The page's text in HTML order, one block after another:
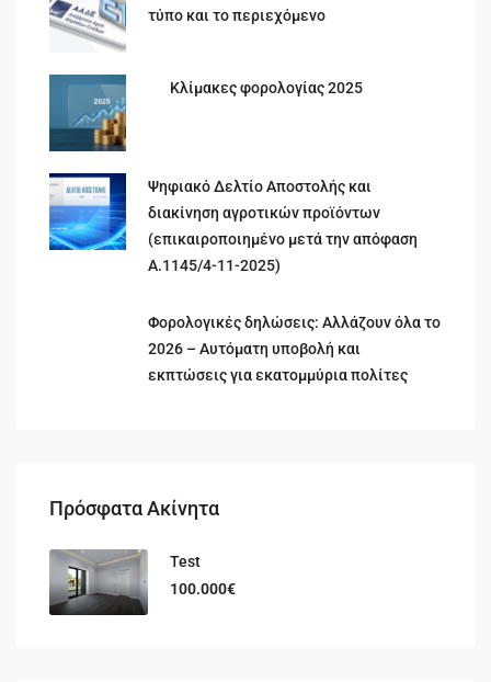
τύπο και το περιεχόμενο
Κλίμακες φορολογίας 2025
Ψηφιακό Δελτίο Αποστολής και
διακίνηση αγροτικών προϊόντων
(επικαιροποιημένο μετά την απόφαση
Α.1145/4-11-2025)
Φορολογικές δηλώσεις: Αλλάζουν όλα το
2026 – Αυτόματη υποβολή και
εκπτώσεις για εκατομμύρια πολίτες
Πρόσφατα Ακίνητα
Test
100.000€